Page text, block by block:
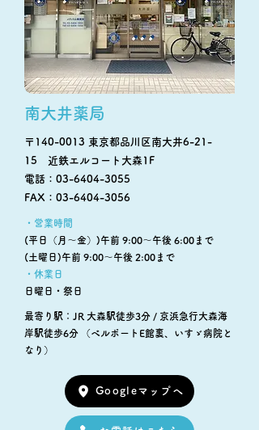
南大井薬局
〒140-0013 東京都品川区南大井6-21-
15 近鉄エルコート大森1F
電話：03-6404-3055
FAX：03-6404-3056
・営業時間
(平日（月～金）)午前 9:00～午後 6:00まで
(土曜日)午前 9:00～午後 2:00まで
・休業日
日曜日・祭日
最寄り駅：JR 大森駅徒歩3分 / 京浜急行大森海
岸駅徒歩6分 （ベルポートE館裏、いすゞ病院と
なり）
Googleマップへ